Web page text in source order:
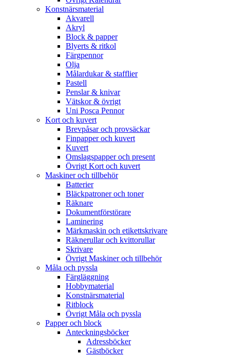
Konstnärsmaterial
Akvarell
Akryl
Block & papper
Blyerts & ritkol
Färgpennor
Olja
Målardukar & stafflier
Pastell
Penslar & knivar
Vätskor & övrigt
Uni Posca Pennor
Kort och kuvert
Brevpåsar och provsäckar
Finpapper och kuvert
Kuvert
Omslagspapper och present
Övrigt Kort och kuvert
Maskiner och tillbehör
Batterier
Bläckpatroner och toner
Räknare
Dokumentförstörare
Laminering
Märkmaskin och etikettskrivare
Räknerullar och kvittorullar
Skrivare
Övrigt Maskiner och tillbehör
Måla och pyssla
Färgläggning
Hobbymaterial
Konstnärsmaterial
Ritblock
Övrigt Måla och pyssla
Papper och block
Anteckningsböcker
Adressböcker
Gästböcker